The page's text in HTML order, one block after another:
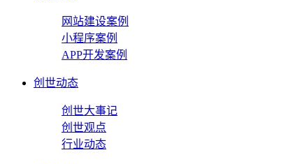
网站建设案例
小程序案例
APP开发案例
创世动态
创世大事记
创世观点
行业动态